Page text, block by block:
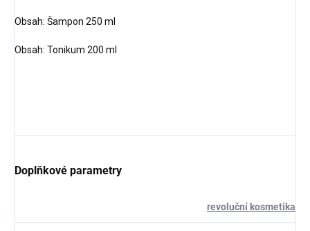
Obsah: Šampon 250 ml
Obsah: Tonikum 200 ml
Doplňkové parametry
revoluční kosmetika